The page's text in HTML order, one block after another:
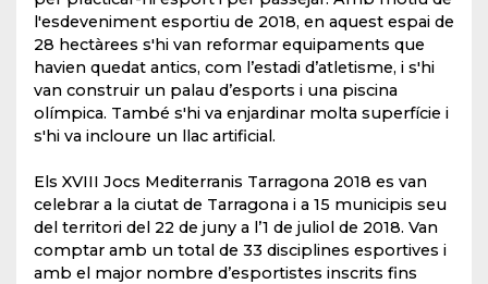
l'esdeveniment esportiu de 2018, en aquest espai de
28 hectàrees s'hi van reformar equipaments que
havien quedat antics, com l’estadi d’atletisme, i s'hi
van construir un palau d’esports i una piscina
olímpica. També s'hi va enjardinar molta superfície i
s'hi va incloure un llac artificial.
Els XVIII Jocs Mediterranis Tarragona 2018 es van
celebrar a la ciutat de Tarragona i a 15 municipis seu
del territori del 22 de juny a l’1 de juliol de 2018. Van
comptar amb un total de 33 disciplines esportives i
amb el major nombre d’esportistes inscrits fins